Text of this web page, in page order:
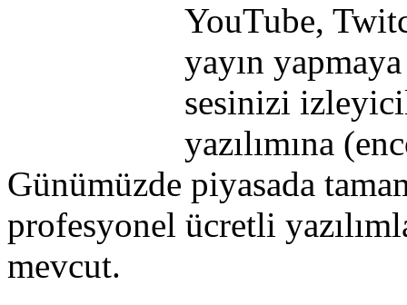
YouTube,
yayın
sesinizi
yazılımına
Günümüzde piyasada
profesyonel ücretli
mevcut.